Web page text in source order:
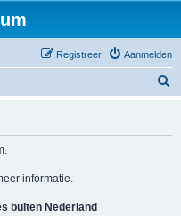
Aanmelden
Registreer
informatie.
buiten Nederland